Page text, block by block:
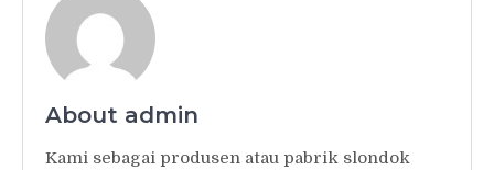
About admin
Kami sebagai produsen atau pabrik slondok